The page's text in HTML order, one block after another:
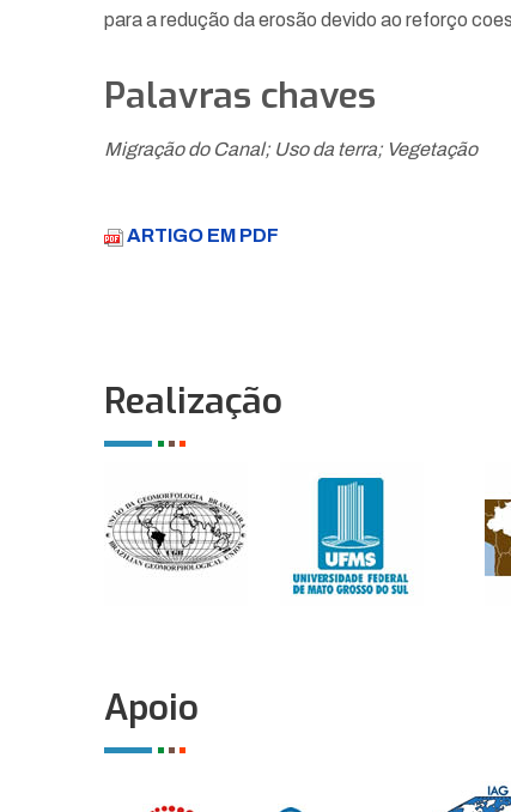
para a redução da erosão devido ao reforço
Palavras chaves
Migração do Canal; Uso da terra; Vegetação
ARTIGO EM PDF
Realização
Apoio